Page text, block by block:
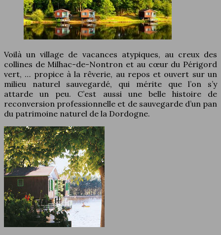
Voilà un village de vacances atypiques, au creux des
collines de Milhac-de-Nontron et au cœur du Périgord
vert, … propice à la rêverie, au repos et ouvert sur un
milieu naturel sauvegardé, qui mérite que l’on s’y
attarde un peu. C’est aussi une belle histoire de
reconversion professionnelle et de sauvegarde d’un pan
du patrimoine naturel de la Dordogne.